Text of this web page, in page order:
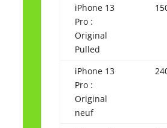
iPhone 13
Pro :
Original
Pulled
iPhone 13
Pro :
Original
neuf